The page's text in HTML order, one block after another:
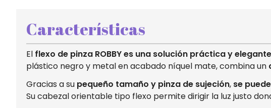
Características
El flexo de pinza ROBBY es una solución práctica y
plástico negro y metal en acabado níquel mate, combina un
Gracias a su pequeño tamaño y pinza de sujeción, se
Su cabezal orientable tipo flexo permite dirigir la luz justo